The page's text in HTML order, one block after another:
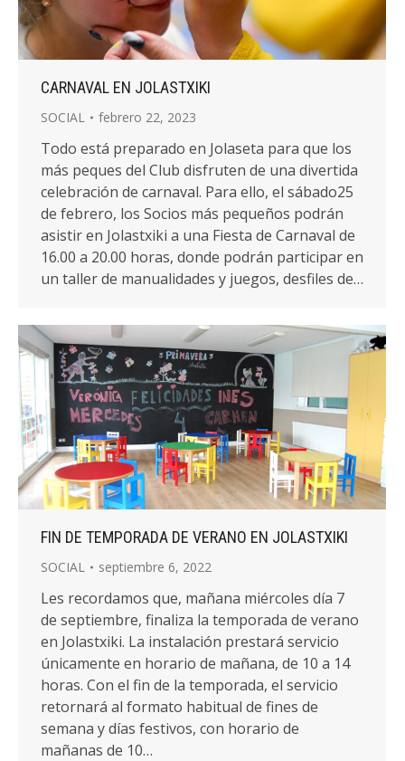
CARNAVAL EN JOLASTXIKI
SOCIAL febrero 22, 2023
Todo está preparado en Jolaseta para que los
más peques del Club disfruten de una divertida
celebración de carnaval. Para ello, el sábado25
de febrero, los Socios más pequeños podrán
asistir en Jolastxiki a una Fiesta de Carnaval de
16.00 a 20.00 horas, donde podrán participar en
un taller de manualidades y juegos, desfiles de…
FIN DE TEMPORADA DE VERANO EN JOLASTXIKI
SOCIAL septiembre 6, 2022
Les recordamos que, mañana miércoles día 7
de septiembre, finaliza la temporada de verano
en Jolastxiki. La instalación prestará servicio
únicamente en horario de mañana, de 10 a 14
horas. Con el fin de la temporada, el servicio
retornará al formato habitual de fines de
semana y días festivos, con horario de
mañanas de 10…